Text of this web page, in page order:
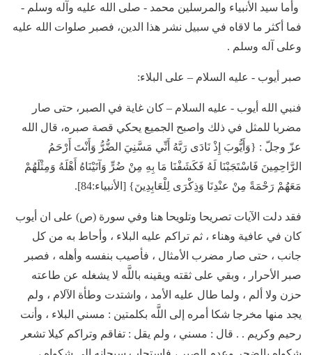
وأما سيد الأنبياء والمرسلين محمد - صلى الله عليه وآله وسلم -
فما أكثر ما لاقاه في سبيل نشر هذا الدين، فصبر صلوات الله عليه
وعلى آله وسلم .
صبر أيوب - عليه السلام – على البلاء:
فنبي الله أيوب - عليه السلام – كان غاية في الصبر، حتى صار
مضربا للمثل في ذلك واصبح الجميع يحكي قصة صبره، قال الله
عزّ وجلّ : {وَأَيُّوبَ إِذْ نَادَى رَبَّهُ أَنِّي مَسَّنِيَ الضُّرُّ وَأَنْتَ أَرْحَمُ
الرَّاحِمِينَ فَاسْتَجَبْنَا لَهُ فَكَشَفْنَا مَا بِهِ مِنْ ضُرٍّ وَآتَيْنَاهُ أَهْلَهُ وَمِثْلَهُمْ
مَعَهُمْ رَحْمَةً مِنْ عنْدِنَا وَذِكْرَى لِلْعَابِدِينَ} [الأنبياء:84].
فقد دلت الآيات تصريحا وتلويحا هنا وفي سورة (ص) على ان أيوب
كان في عافية وهناء ، ثم تراكم عليه البلاء ، وأحاط به من كل
جانب ، حتى صار مضرب الأمثال ، فأصيب بنفسه وأهله ، فصبر
صبر الأحرار ، وبقي على ثقته ويقينه باللَّه لا يشغله عن طاعته
حزن ولا ألم ، ولما طال عليه الأمد ، واشتدت وطأة الآلام ، ولم
يجد منها مخرجا شكا أمره إلى اللَّه بكلمتين : مسني البلاء ، وأنت
رحيم وكريم . . قال : مسني ، ولم يقل : تفاقم وتراكم كيلا تشعر